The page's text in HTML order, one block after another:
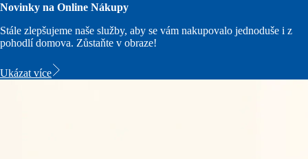
Novinky na Online Nákupy
Stále zlepšujeme naše služby, aby se vám nakupovalo jednoduše i z
pohodlí domova. Zůstaňte v obraze!
Ukázat více